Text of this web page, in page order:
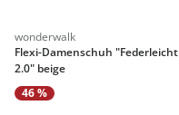
wonderwalk
Flexi-Damenschuh "Federleicht
2.0" beige
46 %